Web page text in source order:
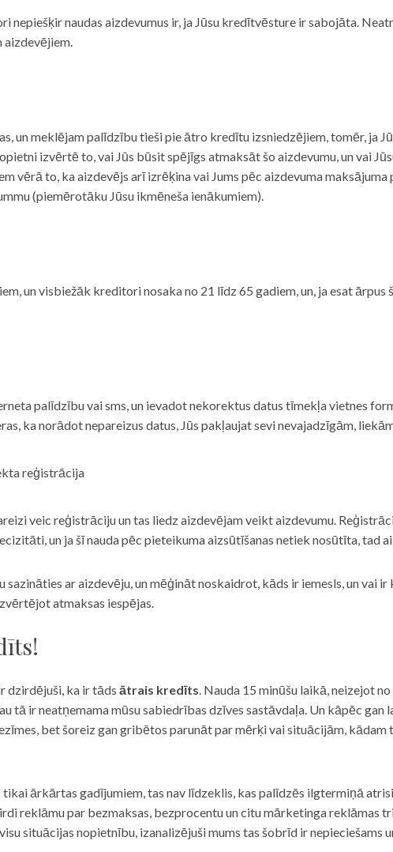
nepiešķir naudas aizdevumus ir, ja Jūsu kredītvēsture ir sabojāta.
aizdevējiem.
un meklējam palīdzību tieši pie ātro kredītu izsniedzējiem, tomēr, ja
izvērtē to, vai Jūs būsit spējīgs atmaksāt šo aizdevumu, un vai
vērā to, ka aizdevējs arī izrēķina vai Jums pēc aizdevuma
(piemērotāku Jūsu ikmēneša ienākumiem).
un visbiežāk kreditori nosaka no 21 līdz 65 gadiem, un, ja esat ārpus
palīdzību vai sms, un ievadot nekorektus datus tīmekļa vietnes
ka norādot nepareizus datus, Jūs pakļaujat sevi nevajadzīgām,
reģistrācija
veic reģistrāciju un tas liedz aizdevējam veikt aizdevumu.
un ja šī nauda pēc pieteikuma aizsūtīšanas netiek nosūtīta, tad
sazināties ar aizdevēju, un mēģināt noskaidrot, kāds ir iemesls, un vai
atmaksas iespējas.
dzirdējuši, ka ir tāds ātrais kredīts. Nauda 15 minūšu laikā, neizejot
tā ir neatņemama mūsu sabiedrības dzīves sastāvdaļa. Un kāpēc gan
bet šoreiz gan gribētos parunāt par mērķi vai situācijām,
ārkārtas gadījumiem, tas nav līdzeklis, kas palīdzēs ilgtermiņā
reklāmu par bezmaksas, bezprocentu un citu mārketinga reklāmas
situācijas nopietnību, izanalizējuši mums tas šobrīd ir nepieciešams